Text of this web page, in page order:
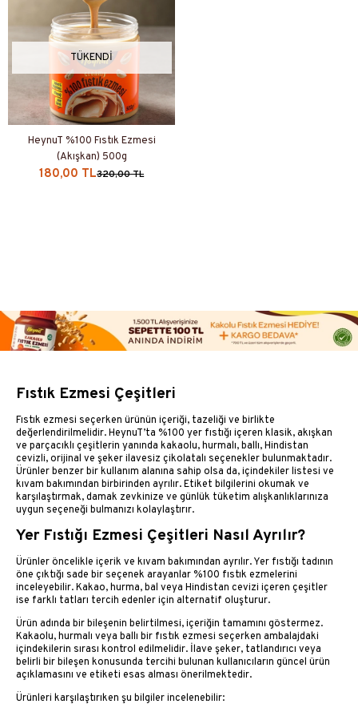
TÜKENDI
HeynuT %100 Fıstık Ezmesi
(Akışkan) 500g
180,00 TL320,00 TL
Fıstık Ezmesi Çeşitleri
Fıstık ezmesi seçerken ürünün içeriği, tazeliği ve birlikte
değerlendirilmelidir. HeynuT’ta %100 yer fıstığı içeren klasik, akışkan
ve parçacıklı çeşitlerin yanında kakaolu, hurmalı, ballı, Hindistan
cevizli, orijinal ve şeker ilavesiz çikolatalı seçenekler bulunmaktadır.
Ürünler benzer bir kullanım alanına sahip olsa da, içindekiler listesi ve
kıvam bakımından birbirinden ayrılır. Etiket bilgilerini okumak ve
karşılaştırmak, damak zevkinize ve günlük tüketim alışkanlıklarınıza
uygun seçeneği bulmanızı kolaylaştırır.
Yer Fıstığı Ezmesi Çeşitleri Nasıl Ayrılır?
Ürünler öncelikle içerik ve kıvam bakımından ayrılır. Yer fıstığı tadının
öne çıktığı sade bir seçenek arayanlar %100 fıstık ezmelerini
inceleyebilir. Kakao, hurma, bal veya Hindistan cevizi içeren çeşitler
ise farklı tatları tercih edenler için alternatif oluşturur.
Ürün adında bir bileşenin belirtilmesi, içeriğin tamamını göstermez.
Kakaolu, hurmalı veya ballı bir fıstık ezmesi seçerken ambalajdaki
içindekilerin sırası kontrol edilmelidir. İlave şeker, tatlandırıcı veya
belirli bir bileşen konusunda tercihi bulunan kullanıcıların güncel ürün
açıklamasını ve etiketi esas alması önerilmektedir.
Ürünleri karşılaştırıken şu bilgiler incelenebilir: